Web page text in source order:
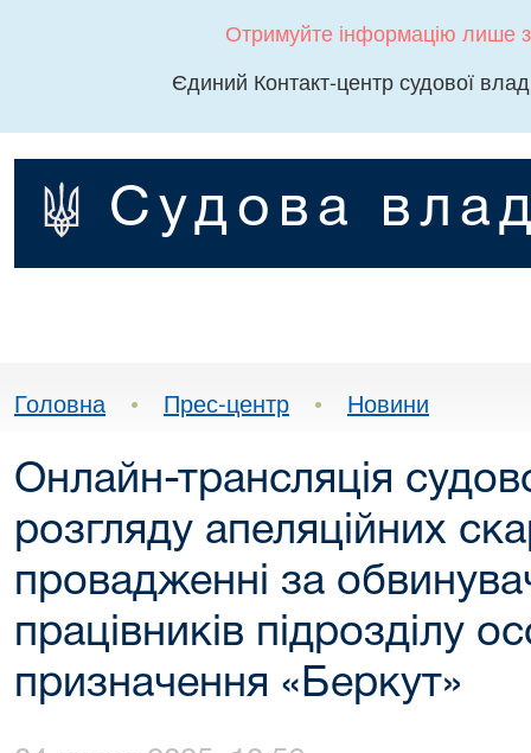
Отримуйте інформацію лише
Єдиний Контакт-центр судової
Судова
Головна • Прес-центр • Новини
Онлайн-трансляція
розгляду апеляційних
провадженні за
працівників підрозділу
призначення «Беркут»